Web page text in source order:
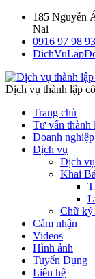
185 Nguyễn
Nai
0916 97 98 93
Dịch vụ thành lập
Trang chủ
Tư vấn thành
Doanh
Dịch vụ
Dịch
Khai
Chữ ký
Cảm nhận
Videos
Hình ảnh
Tuyển Dụng
Liên hệ